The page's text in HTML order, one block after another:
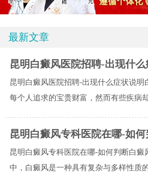
最新文章
昆明白癜风医院招聘-出现什
昆明白癜风医院招聘-出现什么症状说
每个人追求的宝贵财富，然而有些疾病
昆明白癜风专科医院在哪-如
昆明白癜风专科医院在哪-如何判断白
中，白癜风是一种具有复杂与多样性质